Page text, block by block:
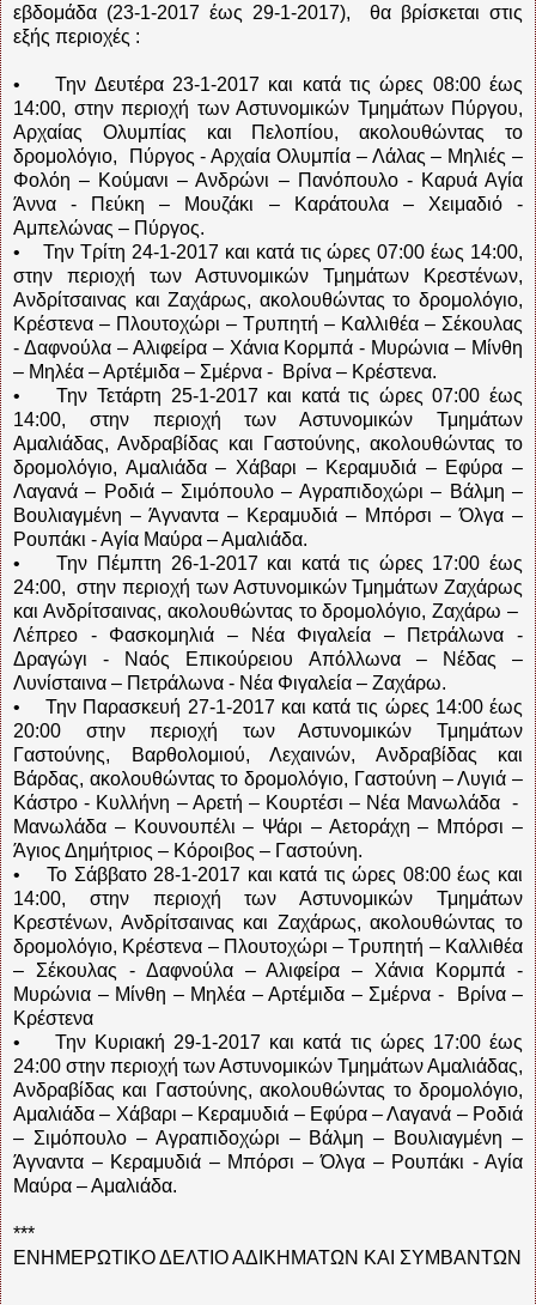
εβδομάδα (23-1-2017 έως 29-1-2017), θα βρίσκεται στις
εξής περιοχές :
• Την Δευτέρα 23-1-2017 και κατά τις ώρες 08:00 έως
14:00, στην περιοχή των Αστυνομικών Τμημάτων Πύργου,
Αρχαίας Ολυμπίας και Πελοπίου, ακολουθώντας το
δρομολόγιο, Πύργος - Αρχαία Ολυμπία – Λάλας – Μηλιές –
Φολόη – Κούμανι – Ανδρώνι – Πανόπουλο - Καρυά Αγία
Άννα - Πεύκη – Μουζάκι – Καράτουλα – Χειμαδιό -
Αμπελώνας – Πύργος.
• Την Τρίτη 24-1-2017 και κατά τις ώρες 07:00 έως 14:00,
στην περιοχή των Αστυνομικών Τμημάτων Κρεστένων,
Ανδρίτσαινας και Ζαχάρως, ακολουθώντας το δρομολόγιο,
Κρέστενα – Πλουτοχώρι – Τρυπητή – Καλλιθέα – Σέκουλας
- Δαφνούλα – Αλιφείρα – Χάνια Κορμπά - Μυρώνια – Μίνθη
– Μηλέα – Αρτέμιδα – Σμέρνα - Βρίνα – Κρέστενα.
• Την Τετάρτη 25-1-2017 και κατά τις ώρες 07:00 έως
14:00, στην περιοχή των Αστυνομικών Τμημάτων
Αμαλιάδας, Ανδραβίδας και Γαστούνης, ακολουθώντας το
δρομολόγιο, Αμαλιάδα – Χάβαρι – Κεραμυδιά – Εφύρα –
Λαγανά – Ροδιά – Σιμόπουλο – Αγραπιδοχώρι – Βάλμη –
Βουλιαγμένη – Άγναντα – Κεραμυδιά – Μπόρσι – Όλγα –
Ρουπάκι - Αγία Μαύρα – Αμαλιάδα.
• Την Πέμπτη 26-1-2017 και κατά τις ώρες 17:00 έως
24:00, στην περιοχή των Αστυνομικών Τμημάτων Ζαχάρως
και Ανδρίτσαινας, ακολουθώντας το δρομολόγιο, Ζαχάρω –
Λέπρεο - Φασκομηλιά – Νέα Φιγαλεία – Πετράλωνα -
Δραγώγι - Ναός Επικούρειου Απόλλωνα – Νέδας –
Λυνίσταινα – Πετράλωνα - Νέα Φιγαλεία – Ζαχάρω.
• Την Παρασκευή 27-1-2017 και κατά τις ώρες 14:00 έως
20:00 στην περιοχή των Αστυνομικών Τμημάτων
Γαστούνης, Βαρθολομιού, Λεχαινών, Ανδραβίδας και
Βάρδας, ακολουθώντας το δρομολόγιο, Γαστούνη – Λυγιά –
Κάστρο - Κυλλήνη – Αρετή – Κουρτέσι – Νέα Μανωλάδα -
Μανωλάδα – Κουνουπέλι – Ψάρι – Αετοράχη – Μπόρσι –
Άγιος Δημήτριος – Κόροιβος – Γαστούνη.
• Το Σάββατο 28-1-2017 και κατά τις ώρες 08:00 έως και
14:00, στην περιοχή των Αστυνομικών Τμημάτων
Κρεστένων, Ανδρίτσαινας και Ζαχάρως, ακολουθώντας το
δρομολόγιο, Κρέστενα – Πλουτοχώρι – Τρυπητή – Καλλιθέα
– Σέκουλας - Δαφνούλα – Αλιφείρα – Χάνια Κορμπά -
Μυρώνια – Μίνθη – Μηλέα – Αρτέμιδα – Σμέρνα - Βρίνα –
Κρέστενα
• Την Κυριακή 29-1-2017 και κατά τις ώρες 17:00 έως
24:00 στην περιοχή των Αστυνομικών Τμημάτων Αμαλιάδας,
Ανδραβίδας και Γαστούνης, ακολουθώντας το δρομολόγιο,
Αμαλιάδα – Χάβαρι – Κεραμυδιά – Εφύρα – Λαγανά – Ροδιά
– Σιμόπουλο – Αγραπιδοχώρι – Βάλμη – Βουλιαγμένη –
Άγναντα – Κεραμυδιά – Μπόρσι – Όλγα – Ρουπάκι - Αγία
Μαύρα – Αμαλιάδα.
***
ΕΝΗΜΕΡΩΤΙΚΟ ΔΕΛΤΙΟ ΑΔΙΚΗΜΑΤΩΝ ΚΑΙ ΣΥΜΒΑΝΤΩΝ